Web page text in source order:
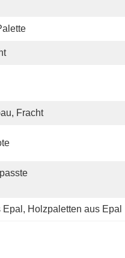
Fracht
, Holzpaletten aus Epal